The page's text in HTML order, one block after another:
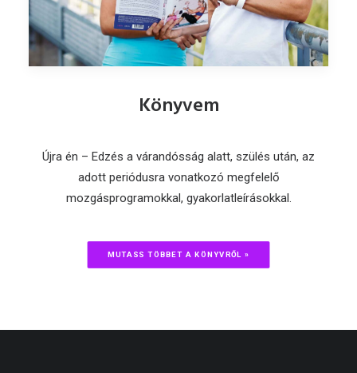
Könyvem
Újra én – Edzés a várandósság alatt, szülés után, az
adott periódusra vonatkozó megfelelő
mozgásprogramokkal, gyakorlatleírásokkal.
MUTASS TÖBBET A KÖNYVRŐL »